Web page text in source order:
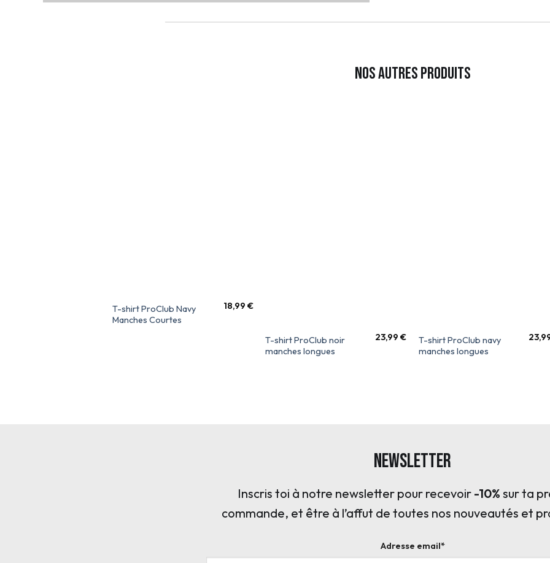
Nos autres produits
T-shirt ProClub Navy
Manches Courtes
18,99 €
T-shirt ProClub noir
manches longues
23,99€
T-shirt ProClub navy
manches longues
Newsletter
Inscris toi à notre newsletter pour recevoir -10% sur ta
commande, et être à l’affut de toutes nos nouveautés et
Adresse email*